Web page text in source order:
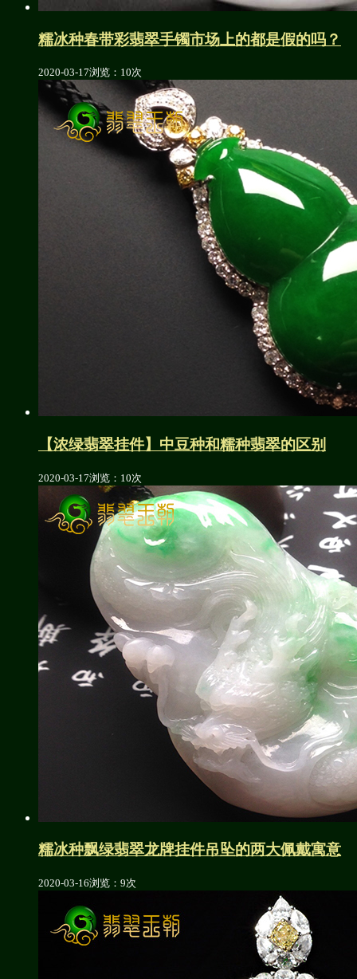
糯冰种春带彩翡翠手镯市场上的都是假的吗？
2020-03-17浏览：10次
【浓绿翡翠挂件】中豆种和糯种翡翠的区别
2020-03-17浏览：10次
糯冰种飘绿翡翠龙牌挂件吊坠的两大佩戴寓意
2020-03-16浏览：9次